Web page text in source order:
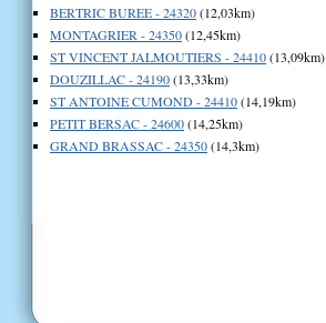
BERTRIC BUREE - 24320(12,03km)
MONTAGRIER - 24350(12,45km)
ST VINCENT JALMOUTIERS - 24410(13,09km)
DOUZILLAC - 24190(13,33km)
ST ANTOINE CUMOND - 24410(14,19km)
PETIT BERSAC - 24600(14,25km)
GRAND BRASSAC - 24350(14,3km)